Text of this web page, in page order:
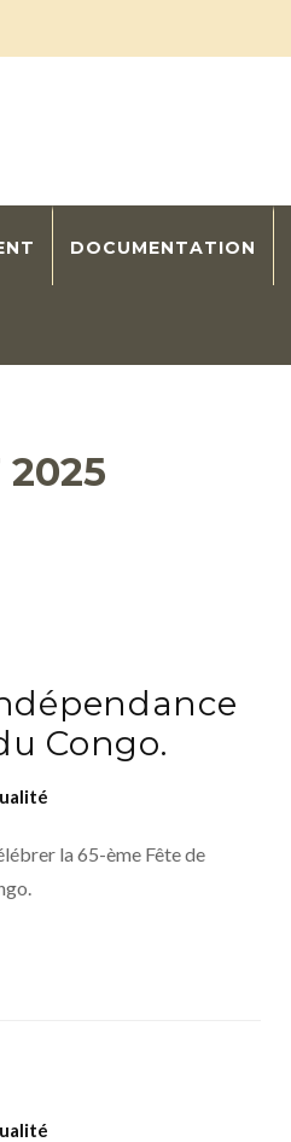
DOCUMENTATION
2025
Congo.
la 65-ème Fête de